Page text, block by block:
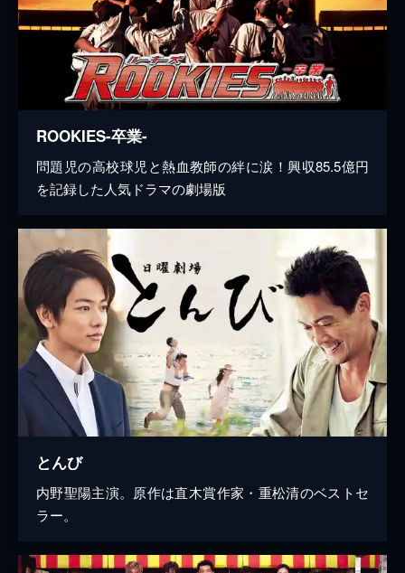
ROOKIES-卒業-
問題児の高校球児と熱血教師の絆に涙！興収85.5億円
を記録した人気ドラマの劇場版
とんび
内野聖陽主演。原作は直木賞作家・重松清のベストセ
ラー。